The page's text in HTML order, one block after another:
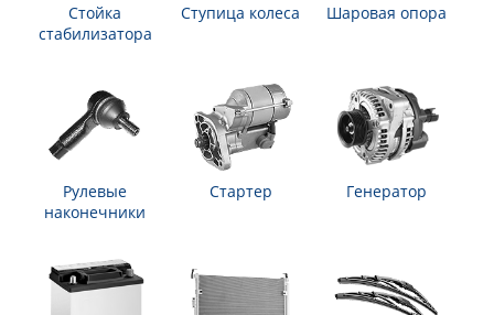
Стойка
стабилизатора
Ступица колеса Шаровая опора
Рулевые
наконечники
Стартер Генератор